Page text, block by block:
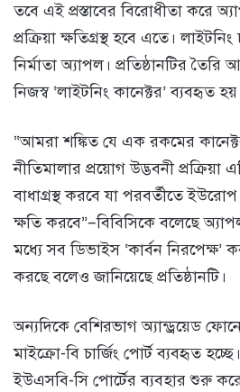
তবে এই প্রস্তাবের বিরোধীতা করে
প্রক্রিয়া ক্ষতিগ্রস্থ হবে এতে।
নির্মাতা অ্যাপল। প্রতিষ্ঠানটির
নিজস্ব ‘লাইটনিং কানেক্টর’ ব্যবহৃত
“আমরা শঙ্কিত যে এক রকমের
নীতিমালার প্রয়োগ উদ্ভবনী প্রক্রিয়া
বাধাগ্রস্থ করবে যা পরবর্তীতে
ক্ষতি করবে”–বিবিসিকে বলেছে
মধ্যে সব ডিভাইস ‘কার্বন নিরপেক্ষ’
করছে বলেও জানিয়েছে প্রতিষ্ঠানটি।
অন্যদিকে বেশিরভাগ অ্যান্ড্রয়েড
মাইক্রো-বি চার্জিং পোর্ট ব্যবহৃত
ইউএসবি-সি পোর্টের ব্যবহার শুরু